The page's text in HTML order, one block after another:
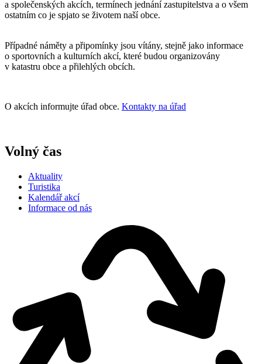
a společenských akcích, termínech jednání zastupitelstva a o všem
ostatním co je spjato se životem naší obce.
Případné náměty a připomínky jsou vítány, stejně jako informace
o sportovních a kulturních akcí, které budou organizovány
v katastru obce a přilehlých obcích.
O akcích informujte úřad obce. Kontakty na úřad
Volný čas
Aktuality
Turistika
Kalendář akcí
Informace od nás